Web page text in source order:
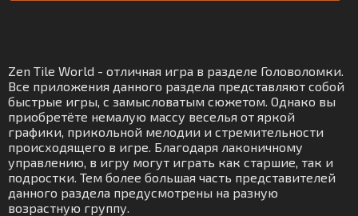
Zen Tile World - отличная игра в разделе Головоломки.
Все приложения данного раздела представляют собой
быстрые игры, с замысловатым сюжетом. Однако вы
приобретёте немалую массу веселья от яркой
графики, прикольной мелодии и стремительности
происходящего в игре. Благодаря лаконичному
управлению, в игру могут играть как старшие, так и
подростки. Тем более большая часть представителей
данного раздела предусмотрены на разную
возрастную группу.